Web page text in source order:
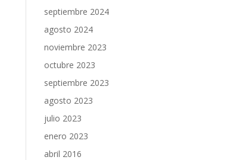
septiembre 2024
agosto 2024
noviembre 2023
octubre 2023
septiembre 2023
agosto 2023
julio 2023
enero 2023
abril 2016